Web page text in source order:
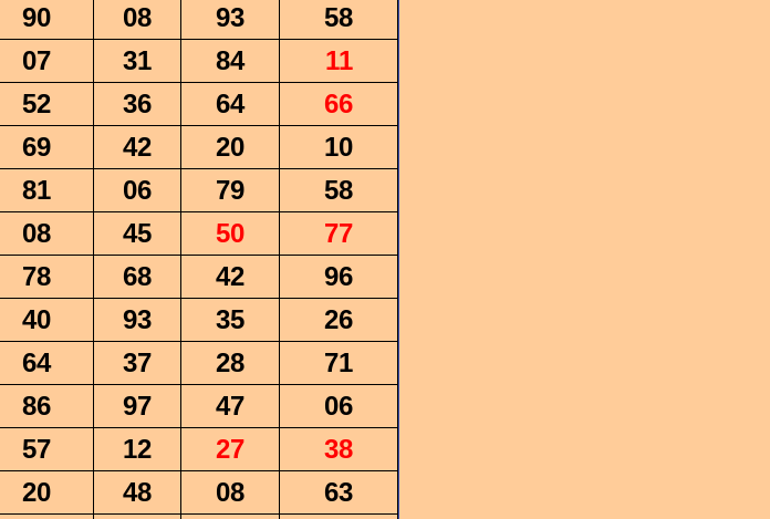
90 08 93
58
07 31 84
11
52 36 64
66
69 42 20
10
81 06 79
58
08 45 50
77
78 68 42
96
40 93 35
26
64 37 28
71
86 97 47
06
57 12 27
38
20 48 08
63